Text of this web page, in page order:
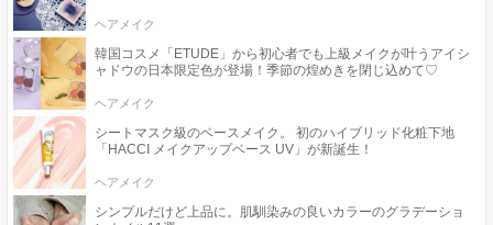
ヘアメイク
韓国コスメ「ETUDE」から初心者でも上級メイクが叶うアイシ
ャドウの日本限定色が登場！季節の煌めきを閉じ込めて♡
ヘアメイク
シートマスク級のベースメイク。 初のハイブリッド化粧下地
「HACCI メイクアップベース UV」が新誕生！
ヘアメイク
シンプルだけど上品に。肌馴染みの良いカラーのグラデーショ